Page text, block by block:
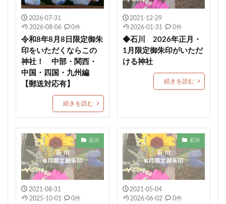
期間限定御朱印 大阪市 ねこ 栃木
健康成就 海津天神社 熊本
尾長天満宮
千勝神社 本居宣長 菊名神社 唐人石
かつおのたたき丼 九重神社
kichijitsu 小野照崎神社
速秋津比売神のイラストが描かれた御朱印帳
間々田八幡宮 阿智神社
建勲神社 大将軍神社 下野星宮神社
駐車場情報 毛谷黒龍神社 網戸神社
石清尾八幡宮 師走限定御朱印 如月限定御朱印
神馬 城山八幡宮 伏木香取神社
蛇窪神社(天祖神社) 重蔵神社 伊太祁曽神社
2026-07-31
2026-08-06
0件
令和8年8月8日限定御朱
印をいただくならこの
神社！ 中部・関西・
中国・四国・九州編
【郵送対応有】
続きを読む
2021-12-29
2026-01-31
0件
◆石川 2026年正月・
1月限定御朱印がいただ
ける神社
続きを読む
石川
2021-08-31
2025-10-01
0件
石川
2021-05-04
2026-06-02
0件